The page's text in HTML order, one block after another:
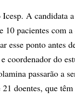
A candidata
10 pacientes com
esse ponto antes
coordenador do
passarão a
doentes, que